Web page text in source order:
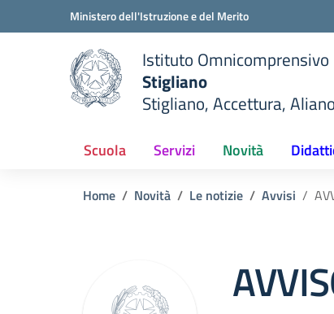
Vai ai contenuti
Vai al menu di navigazioneMinistero dell'Istruzione e del Merito
Istituto Omnicomprensivo
Stigliano
Stigliano, Accettura,
Scuola Servizi Novità
Home Novità Le notizie Avvisi